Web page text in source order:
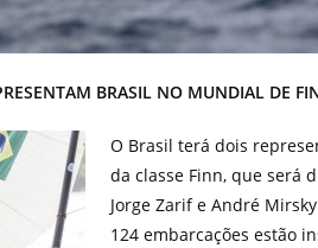
BRASIL NO MUNDIAL DE
O Brasil terá dois
da classe Finn, que será
Jorge Zarif e André
124 embarcações estão